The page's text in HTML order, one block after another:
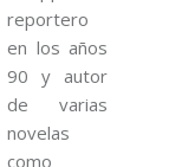
reportero
en los años
90 y autor
de varias
novelas
como